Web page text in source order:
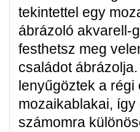
tekintettel egy
ábrázoló akvarell-
festhetsz meg
családot
lenyűgöztek a régi
mozaikablakai, így
számomra